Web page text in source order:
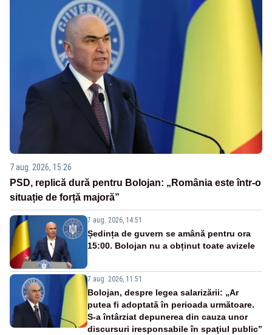
7 aug. 2026, 15:26
PSD, replică dură pentru Bolojan: „România este într-o
situație de forță majoră”
7 aug. 2026, 14:51
Ședința de guvern se amână pentru ora
15:00. Bolojan nu a obținut toate avizele
7 aug. 2026, 11:51
Bolojan, despre legea salarizării: „Ar
putea fi adoptată în perioada următoare.
S-a întârziat depunerea din cauza unor
discursuri iresponsabile în spaţiul public”